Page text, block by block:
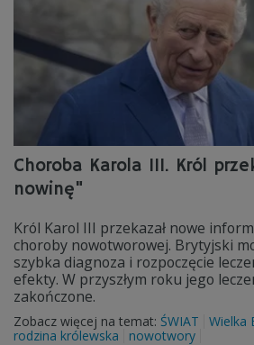
Choroba Karola III. Król
nowinę"
Król Karol III przekazał nowe
choroby nowotworowej. Brytyjski
szybka diagnoza i rozpoczęcie
efekty. W przyszłym roku jego
zakończone.
Zobacz więcej na temat: ŚWIAT
Wielka
rodzina królewska
nowotwory